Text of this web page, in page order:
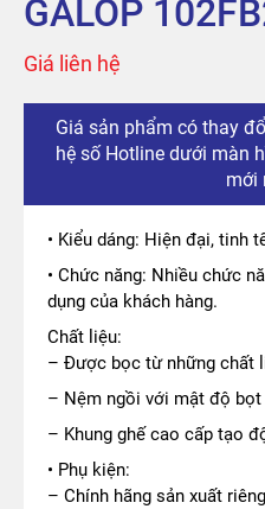
GALOP
Giá liên hệ
Giá sản phẩm có thay
hệ số Hotline dưới màn
mới
• Kiểu dáng: Hiện đại, tinh
• Chức năng: Nhiều chức
dụng của khách hàng.
Chất liệu:
– Được bọc từ những chất
– Nệm ngồi với mật độ
– Khung ghế cao cấp tạo
• Phụ kiện:
– Chính hãng sản xuất